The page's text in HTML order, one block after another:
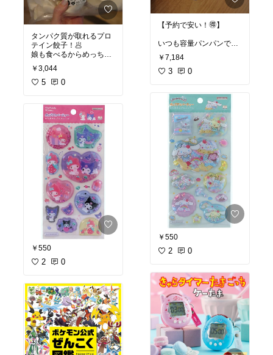
タンパク質が取れるプロ
テイン餃子！🥟
娘も食べるからめっちゃ
#オリジナル写真
￥3,044
5 0
￥550
2 0
【予約で安い！🉐】
いつも容量パンパンでど
うしよー😭ってなりが
ち…
挿したらすぐ移行できて
めっちゃ便利！！
もっと早く買えばよかっ
たなーって後悔した
😭！！
#オリジナル写真
￥7,184
3 0
￥550
2 0